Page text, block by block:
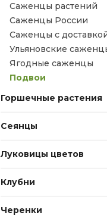
Саженцы растений
Саженцы России
Саженцы с
Ульяновские
Ягодные саженцы
Подвои
Горшечные растения
Сеянцы
Луковицы цветов
Клубни
Черенки